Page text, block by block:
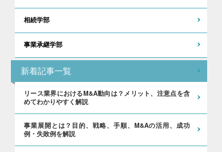
相続学部
事業承継学部
新着記事一覧
リース業界におけるM&A動向は？メリット、注意点を含
めてわかりやすく解説
事業展開とは？目的、戦略、手順、M&Aの活用、成功
例・失敗例を解説